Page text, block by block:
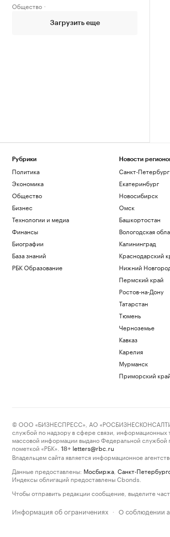
Общество
Загрузить еще
Рубрики
Политика
Экономика
Общество
Бизнес
Технологии и медиа
Финансы
Биографии
База знаний
РБК Образование
Новости
Санкт-
Екатеринбург
Новосибирск
Омск
Башкортостан
Вологодская
Калининград
Краснодарский
Нижний
Пермский край
Ростов-на-Дону
Татарстан
Тюмень
Черноземье
Кавказ
Карелия
Мурманск
Приморский
© ООО «БИЗНЕСПРЕСС», АО
службой по надзору в сфере связи,
массовой информации выдано Федеральной
пометкой «РБК».
18+ letters@rbc.ru
Владельцем сайта является информационное
Данные предоставлены: Мосбиржа Санкт-
Индексы облигаций предоставлены Cbonds.
Чтобы отправить редакции сообщение, выделите
Информация об ограничениях · О соблюдении